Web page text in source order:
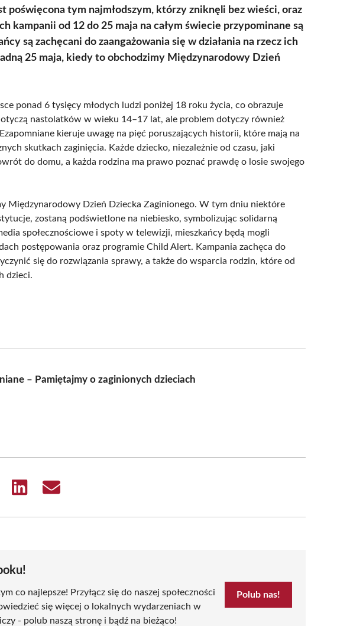
poświęcona tym najmłodszym, którzy zniknęli bez wieści, oraz
kampanii od 12 do 25 maja na całym świecie przypominane są
są zachęcani do zaangażowania się w działania na rzecz ich
25 maja, kiedy to obchodzimy Międzynarodowy Dzień
ponad 6 tysięcy młodych ludzi poniżej 18 roku życia, co obrazuje
nastolatków w wieku 14–17 lat, ale problem dotyczy również
kieruje uwagę na pięć poruszających historii, które mają na
skutkach zaginięcia. Każde dziecko, niezależnie od czasu, jaki
do domu, a każda rodzina ma prawo poznać prawdę o losie swojego
Międzynarodowy Dzień Dziecka Zaginionego. W tym dniu niektóre
zostaną podświetlone na niebiesko, symbolizując solidarną
społecznościowe i spoty w telewizji, mieszkańcy będą mogli
postępowania oraz programie Child Alert. Kampania zachęca do
się do rozwiązania sprawy, a także do wsparcia rodzin, które od
dzieci.
– Pamiętajmy o zaginionych dzieciach
Share
Share
co najlepsze! Przyłącz się do naszej społeczności
się więcej o lokalnych wydarzeniach w
- polub naszą stronę i bądź na bieżąco!
Polub nas!